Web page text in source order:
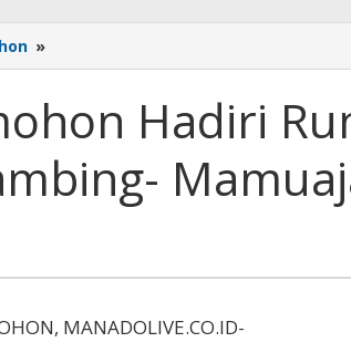
»
Tomohon
Rumduk
Keluarga
Rambing-
Mamuaja
Hadiri
MANADOLIVE.CO.ID-